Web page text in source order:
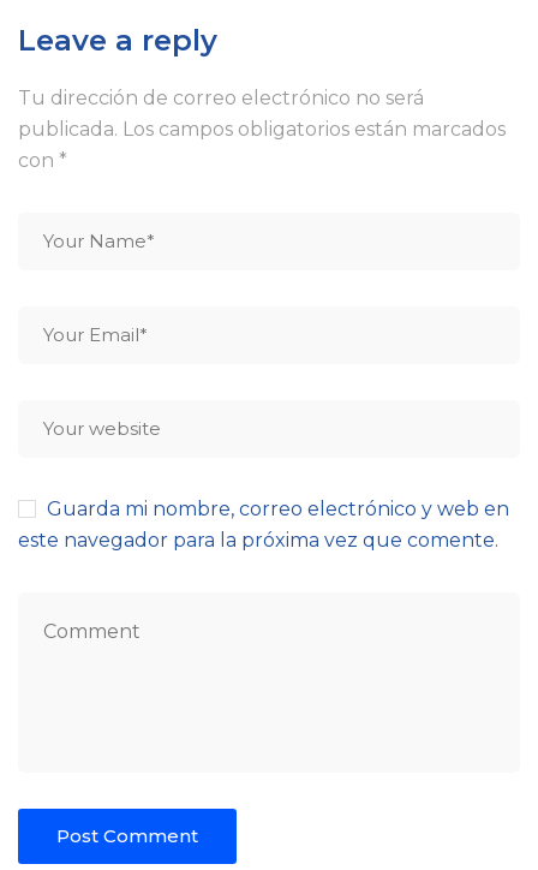
Leave a reply
Tu dirección de correo electrónico no será
publicada. Los campos obligatorios están marcados
con *
Guarda mi nombre, correo electrónico y web en
este navegador para la próxima vez que comente.